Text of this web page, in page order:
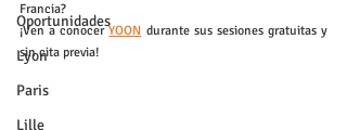
Oportunidades
Lyon
Paris
Lille
Francia?
¡Ven a conocer YOON durante sus sesiones gratuitas y
sin cita previa!